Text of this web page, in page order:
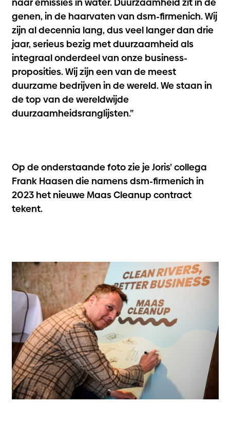
genen, in de haarvaten van dsm-firmenich. Wij
zijn al decennia lang, dus veel langer dan drie
jaar, serieus bezig met duurzaamheid als
integraal onderdeel van onze business-
proposities. Wij zijn een van de meest
duurzame bedrijven in de wereld. We staan in
de top van de wereldwijde
duurzaamheidsranglijsten.”
Op de onderstaande foto zie je Joris’ collega
Frank Haasen die namens dsm-firmenich in
2023 het nieuwe Maas Cleanup contract
tekent.